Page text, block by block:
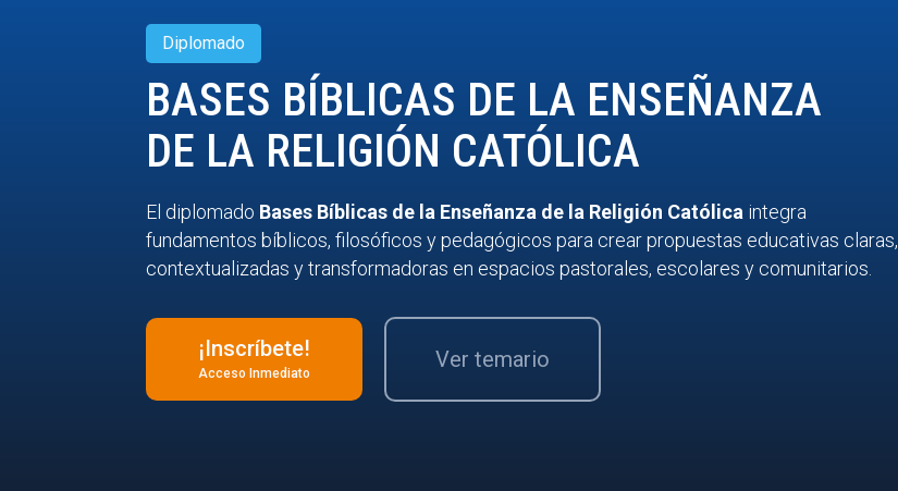
Diplomado
BASES BÍBLICAS DE LA ENSEÑANZA
DE LA RELIGIÓN CATÓLICA
El diplomado Bases Bíblicas de la Enseñanza de la Religión Católica integra
fundamentos bíblicos, filosóficos y pedagógicos para crear propuestas educativas claras,
contextualizadas y transformadoras en espacios pastorales, escolares y comunitarios.
¡Inscríbete!
Acceso Inmediato
Ver temario